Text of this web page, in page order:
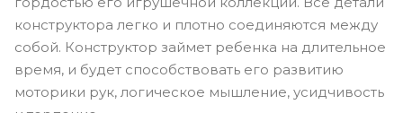
конструктора легко и плотно соединяются между
собой. Конструктор займет ребенка на длительное
время, и будет способствовать его развитию
моторики рук, логическое мышление, усидчивость